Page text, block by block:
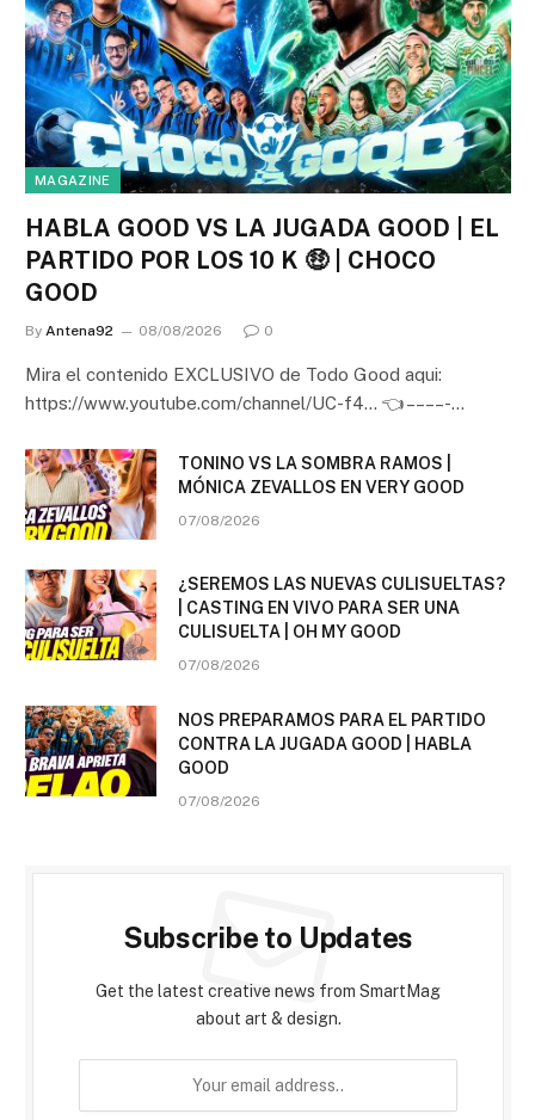
MAGAZINE
HABLA GOOD VS LA JUGADA GOOD | EL
PARTIDO POR LOS 10 K 🤑 | CHOCO
GOOD
By Antena92 08/08/2026 0
Mira el contenido EXCLUSIVO de Todo Good aqui:
https://www.youtube.com/channel/UC-f4… 👈 – – – – -…
TONINO VS LA SOMBRA RAMOS |
MÓNICA ZEVALLOS EN VERY GOOD
07/08/2026
¿SEREMOS LAS NUEVAS CULISUELTAS?
| CASTING EN VIVO PARA SER UNA
CULISUELTA | OH MY GOOD
07/08/2026
NOS PREPARAMOS PARA EL PARTIDO
CONTRA LA JUGADA GOOD | HABLA
GOOD
07/08/2026
Subscribe to Updates
Get the latest creative news from SmartMag
about art & design.